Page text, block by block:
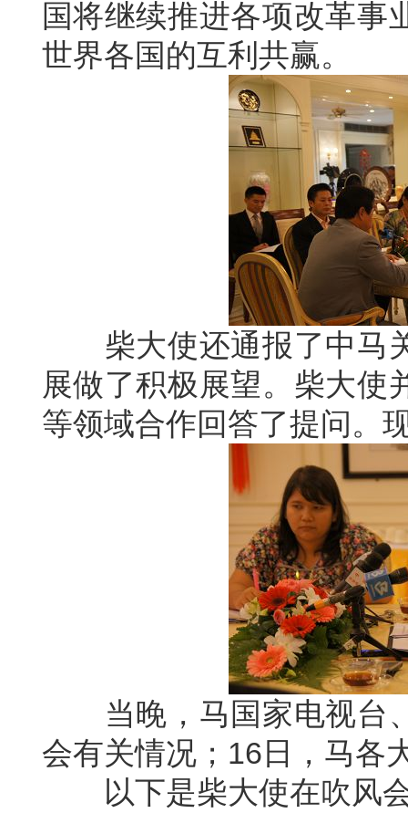
国将继续推进各项改革事
世界各国的互利共赢。
柴大使还通报了中马关
展做了积极展望。柴大使
等领域合作回答了提问。
当晚，马国家电视台、
会有关情况；16日，马各
以下是柴大使在吹风